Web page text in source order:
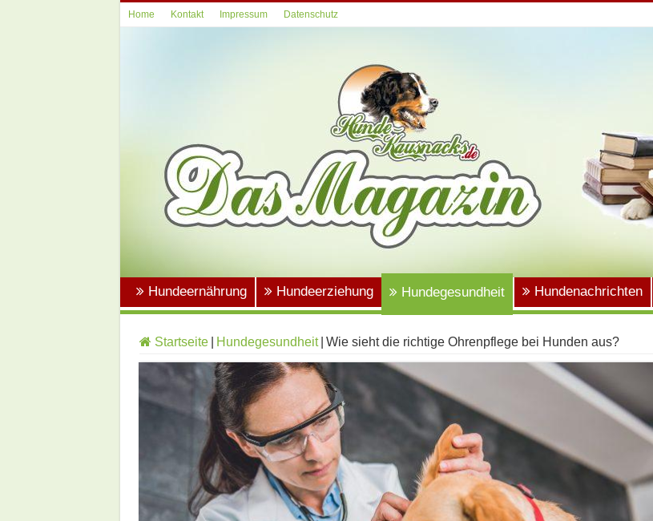
Home Kontakt Impressum Datenschutz
Hundeernährung Hundeerziehung Hundegesundheit Hundenachrichten
Startseite Hundegesundheit Wie sieht die richtige Ohrenpflege bei Hunden aus?